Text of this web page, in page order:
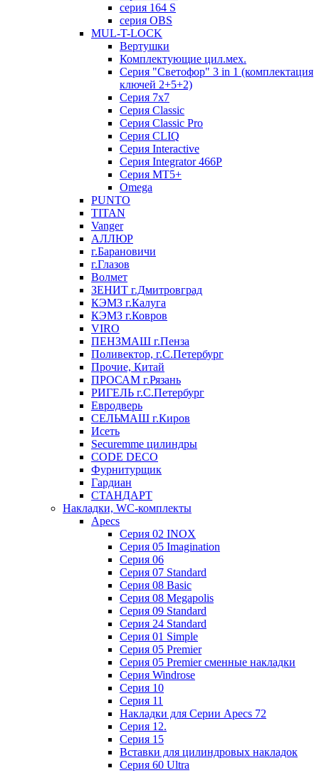
серия 164 S
серия OBS
MUL-T-LOCK
Вертушки
Комплектующие цил.мех.
Серия "Светофор" 3 in 1 (комплектация
ключей 2+5+2)
Серия 7х7
Серия Classic
Серия Classic Pro
Серия CLIQ
Серия Interactive
Серия Integrator 466P
Серия MT5+
Omega
PUNTO
TITAN
Vanger
АЛЛЮР
г.Барановичи
г.Глазов
Волмет
ЗЕНИТ г.Дмитровград
КЭМЗ г.Калуга
КЭМЗ г.Ковров
VIRO
ПЕНЗМАШ г.Пенза
Поливектор, г.С.Петербург
Прочие, Китай
ПРОСАМ г.Рязань
РИГЕЛЬ г.С.Петербург
Евродверь
СЕЛЬМАШ г.Киров
Исеть
Securemme цилиндры
CODE DECO
Фурнитурщик
Гардиан
СТАНДАРТ
Накладки, WC-комплекты
Apecs
Cерия 02 INOX
Cерия 05 Imagination
Cерия 06
Cерия 07 Standard
Cерия 08 Basic
Cерия 08 Megapolis
Cерия 09 Standard
Cерия 24 Standard
Серия 01 Simple
Серия 05 Premier
Серия 05 Premier сменные накладки
Cерия Windrose
Серия 10
Серия 11
Накладки для Серии Apecs 72
Серия 12.
Серия 15
Вставки для цилиндровых накладок
Серия 60 Ultra